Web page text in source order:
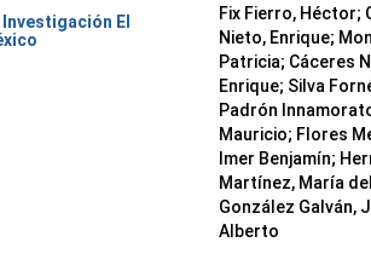
El
Fix Fierro, Héctor;
Nieto, Enrique;
Patricia; Cáceres
Enrique; Silva
Padrón
Mauricio; Flores
Imer Benjamín;
Martínez, María
González Galván,
Alberto